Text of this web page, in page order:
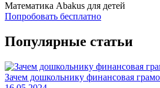
Математика Abakus для детей
Попробовать бесплатно
Популярные статьи
Зачем дошкольнику финансовая